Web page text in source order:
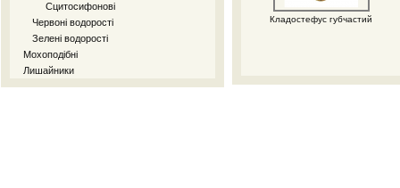
Сцитосифонові
Червоні водорості
Зелені водорості
Мохоподібні
Лишайники
Кладостефус губчастий